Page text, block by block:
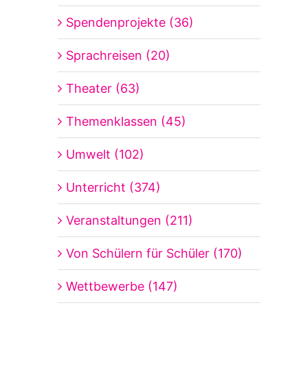
Spendenprojekte (36)
Sprachreisen (20)
Theater (63)
Themenklassen (45)
Umwelt (102)
Unterricht (374)
Veranstaltungen (211)
Von Schülern für Schüler (170)
Wettbewerbe (147)